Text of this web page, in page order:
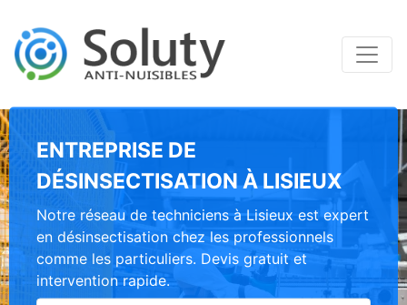
ENTREPRISE DE
DÉSINSECTISATION À LISIEUX
Notre réseau de techniciens à Lisieux est expert
en désinsectisation chez les professionnels
comme les particuliers. Devis gratuit et
intervention rapide.